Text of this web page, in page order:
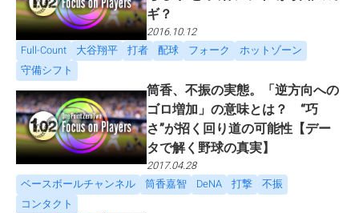
ギ？
2016.10.12
Full-Count
大谷翔平 打者 配球 フォーク
ホットゾーン
守備シフト
筒香、不振の実態。「逆方向への
ゴロ増加」の意味とは？ “巧
さ”が招く回り道の可能性【デー
タで解く野球の真実】
2017.04.28
ベースボールチャンネル
筒香嘉智 DeNA 打撃
不振
コンタクト